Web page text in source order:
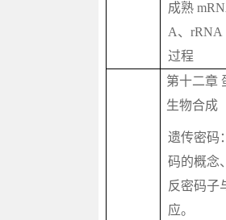
成熟
A、 rRNA
过程
第十二章
生物合成
遗传密码
码的概念
反密码子
应。